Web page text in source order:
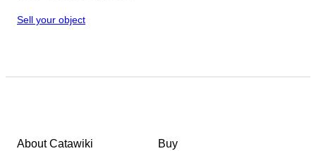
Sell your object
About Catawiki Buy